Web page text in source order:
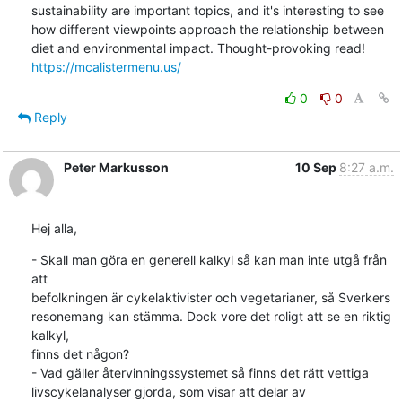
sustainability are important topics, and it's interesting to see
how different viewpoints approach the relationship between
https://mcalistermenu.us/
0
0
Reply
Peter Markusson 10 Sep 8:27 a.m.
Hej alla,
- Skall man göra en generell kalkyl så kan man inte utgå från
att
befolkningen är cykelaktivister och vegetarianer, så Sverkers
resonemang kan stämma. Dock vore det roligt att se en riktig
kalkyl,
finns det någon?
- Vad gäller återvinningssystemet så finns det rätt vettiga
livscykelanalyser gjorda, som visar att delar av